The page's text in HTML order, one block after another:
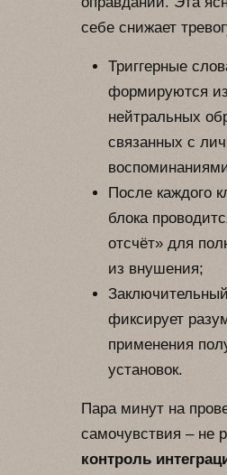
себе снижает
Триггерные
формируются
нейтральных
связанных с
После каждого
блока
отсчёт» для
из внушения;
фиксирует
применения
установок.
Пара минут на
самочувствия – не
контроль